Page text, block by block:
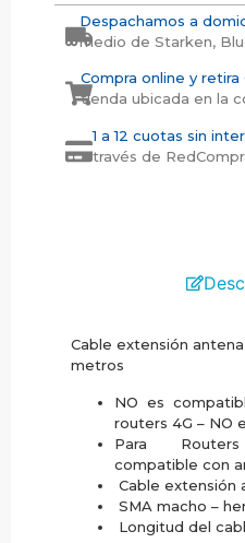
Despachamos a
medio de Starken,
Compra online y retira
tienda ubicada en la
1 a 12 cuotas sin
través de
Cable extensión
metros
NO es
routers 4G – NO
Para
compatible con
Cable extensión
SMA macho –
Longitud del